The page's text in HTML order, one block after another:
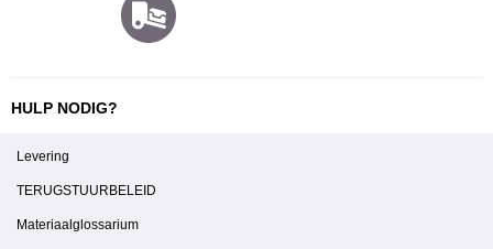
HULP NODIG?
Levering
TERUGSTUURBELEID
Materiaalglossarium